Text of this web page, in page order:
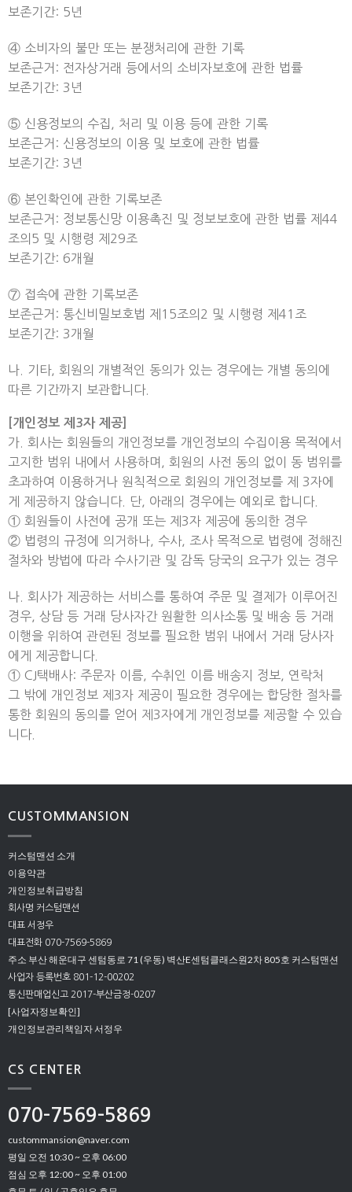
보존기간: 5년
④ 소비자의 불만 또는 분쟁처리에 관한 기록
보존근거: 전자상거래 등에서의 소비자보호에 관한 법률
보존기간: 3년
⑤ 신용정보의 수집, 처리 및 이용 등에 관한 기록
보존근거: 신용정보의 이용 및 보호에 관한 법률
보존기간: 3년
⑥ 본인확인에 관한 기록보존
보존근거: 정보통신망 이용촉진 및 정보보호에 관한 법률 제44
조의5 및 시행령 제29조
보존기간: 6개월
⑦ 접속에 관한 기록보존
보존근거: 통신비밀보호법 제15조의2 및 시행령 제41조
보존기간: 3개월
나. 기타, 회원의 개별적인 동의가 있는 경우에는 개별 동의에
따른 기간까지 보관합니다.
[개인정보 제3자 제공]
가. 회사는 회원들의 개인정보를 개인정보의 수집이용 목적에서
고지한 범위 내에서 사용하며, 회원의 사전 동의 없이 동 범위를
초과하여 이용하거나 원칙적으로 회원의 개인정보를 제 3자에
게 제공하지 않습니다. 단, 아래의 경우에는 예외로 합니다.
① 회원들이 사전에 공개 또는 제3자 제공에 동의한 경우
② 법령의 규정에 의거하나, 수사, 조사 목적으로 법령에 정해진
절차와 방법에 따라 수사기관 및 감독 당국의 요구가 있는 경우
나. 회사가 제공하는 서비스를 통하여 주문 및 결제가 이루어진
경우, 상담 등 거래 당사자간 원활한 의사소통 및 배송 등 거래
이행을 위하여 관련된 정보를 필요한 범위 내에서 거래 당사자
에게 제공합니다.
① CJ택배사: 주문자 이름, 수취인 이름 배송지 정보, 연락처
그 밖에 개인정보 제3자 제공이 필요한 경우에는 합당한 절차를
통한 회원의 동의를 얻어 제3자에게 개인정보를 제공할 수 있습
니다.
CUSTOMMANSION
커스텀맨션 소개
이용약관
개인정보취급방침
회사명 커스텀맨션
대표 서정우
대표전화 070-7569-5869
주소 부산 해운대구 센텀동로 71 (우동) 벽산E센텀클래스원2차 805호 커스텀맨션
사업자 등록번호 801-12-00202
통신판매업신고 2017-부산금정-0207
[사업자정보확인]
개인정보관리책임자 서정우
CS CENTER
070-7569-5869
custommansion@naver.com
평일 오전 10:30 ~ 오후 06:00
점심 오후 12:00 ~ 오후 01:00